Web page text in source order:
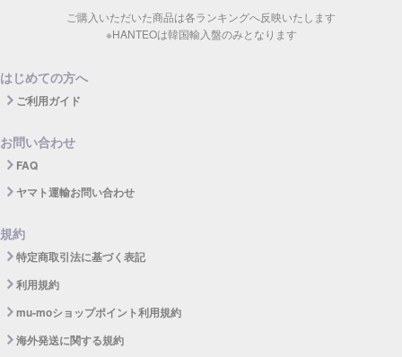
ご購入いただいた商品は各ランキングへ反映いたします
※HANTEOは韓国輸入盤のみとなります
はじめての方へ
ご利用ガイド
お問い合わせ
FAQ
ヤマト運輸お問い合わせ
規約
特定商取引法に基づく表記
利用規約
mu-moショップポイント利用規約
海外発送に関する規約